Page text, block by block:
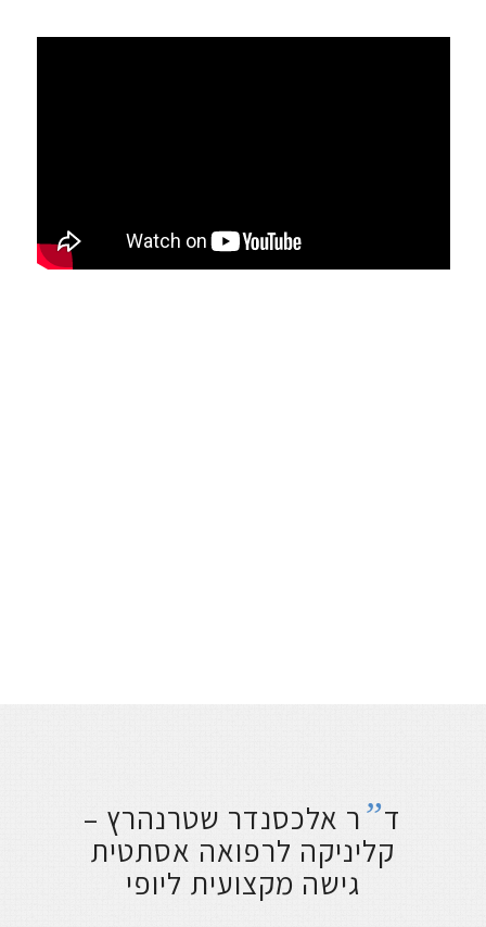
ד”ר אלכסנדר שטרנהרץ –
קליניקה לרפואה אסתטית
גישה מקצועית ליופי